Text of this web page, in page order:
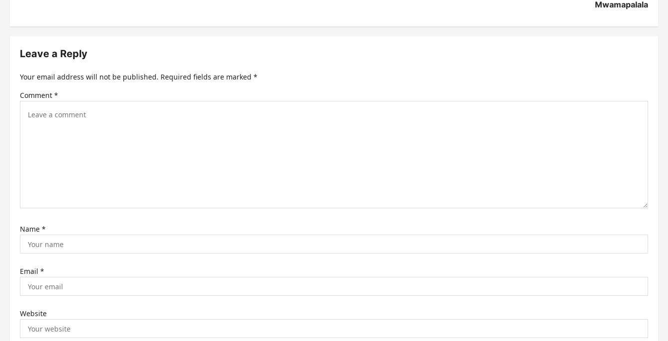
n
i
n
Mwamapalala
Leave a Reply
Your email address will not be published. Required fields are marked *
Comment *
Name *
Email *
Website